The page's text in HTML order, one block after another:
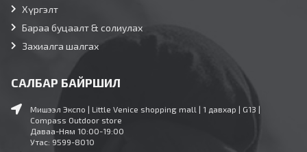
Хүргэлт
Бараа буцаалт & солиулах
Захиалга шалгах
САЛБАР БАЙРШИЛ
Мишээл Экспо | Little Venice shopping mall | 1 давхар | G13 |
Compass Outdoor store
Даваа-Ням 10:00-19:00
Утас: 9599-8010